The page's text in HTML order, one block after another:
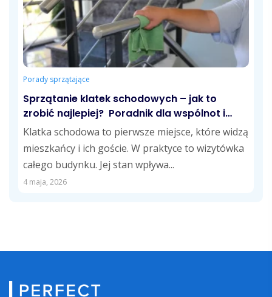
Porady sprzątające
Sprzątanie klatek schodowych – jak to
zrobić najlepiej? Poradnik dla wspólnot i
zarządców
Klatka schodowa to pierwsze miejsce, które widzą
mieszkańcy i ich goście. W praktyce to wizytówka
całego budynku. Jej stan wpływa...
4 maja, 2026